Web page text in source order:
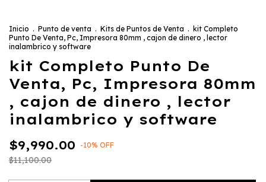
Inicio . Punto de venta . Kits de Puntos de Venta . kit Completo
Punto De Venta, Pc, Impresora 80mm , cajon de dinero , lector
inalambrico y software
kit Completo Punto De
Venta, Pc, Impresora 80mm
, cajon de dinero , lector
inalambrico y software
$9,990.00 -10% OFF
$11,100.00